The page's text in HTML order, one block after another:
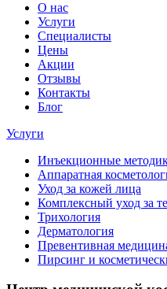
О нас
Услуги
Специалисты
Цены
Акции
Отзывы
Контакты
Блог
Услуги
Инъекционные
Аппаратная
Уход за кожей лица
Комплексный уход за
Трихология
Дерматология
Превентивная
Пирсинг и